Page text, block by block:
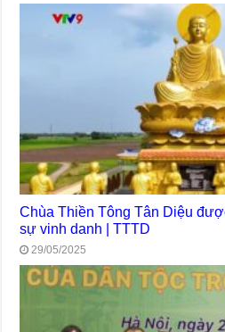
Chùa Thiền Tông Tân Diệu
sự vinh danh | TTTD
29/05/2025